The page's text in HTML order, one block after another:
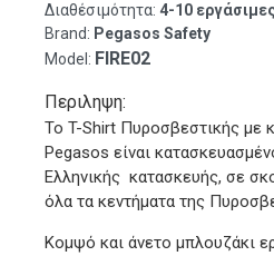
Διαθέσιμότητα: 4-10
Brand: Pegasos Safety
Model: FIRE02
Περιληψη:
Το T-Shirt Πυροσβεστικής με
Pegasos είναι
Ελληνικής κατασκευής, σε
όλα τα κεντήματα της
Κομψό και άνετο μπλουζάκι